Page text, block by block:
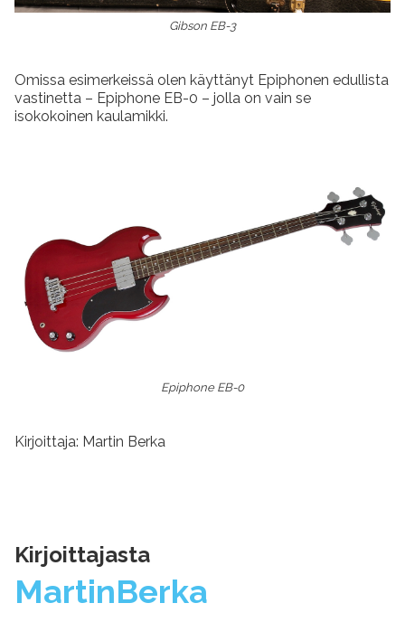
Gibson EB-3
Omissa esimerkeissä olen käyttänyt Epiphonen edullista
vastinetta – Epiphone EB-0 – jolla on vain se
isokokoinen kaulamikki.
Epiphone EB-0
Kirjoittaja: Martin Berka
Kirjoittajasta
MartinBerka